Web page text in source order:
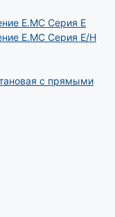
E.MC Серия E
E.MC Серия E/H
с прямыми